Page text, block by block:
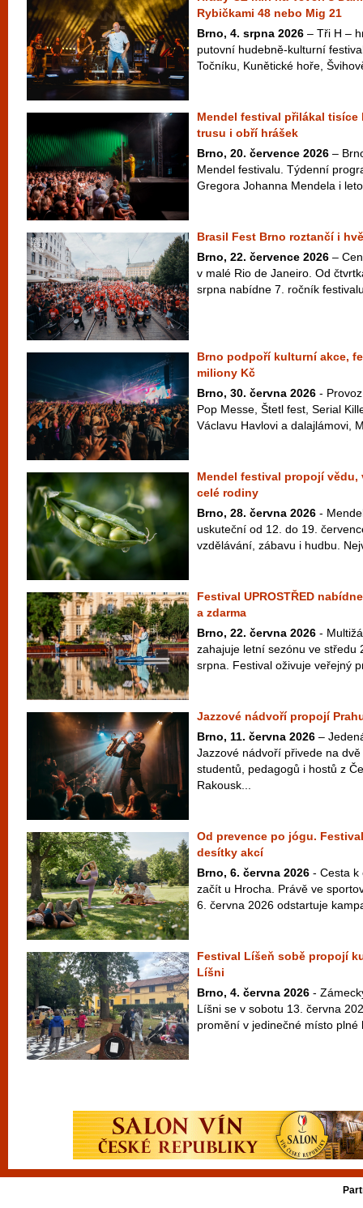
Rybičkami 48 nebo Mig 21
Brno, 4. srpna 2026 – Tři H –
putovní hudebně-kulturní
Točníku, Kunětické hoře,
Mendel festival přilákal tisíce
trusu i obří hrášek
Brno, 20. července 2026 –
Mendel festivalu. Týdenní
Gregora Johanna Mendela i
Brasil Fest Brno roztančí i
Brno, 22. července 2026 –
v malé Rio de Janeiro. Od
srpna nabídne 7. ročník
Brno podpoří kulturní akce,
miliony Kč
Brno, 30. června 2026 -
Pop Messe, Štetl fest, Serial
Václavu Havlovi a dalajlámovi,
Mendel festival propojí vědu,
celé rodiny
Brno, 28. června 2026 -
uskuteční od 12. do 19.
vzdělávání, zábavu i hudbu.
Festival UPROSTŘED
a zdarma
Brno, 22. června 2026 -
zahajuje letní sezónu ve středu
srpna. Festival oživuje veřejný
Jazzové nádvoří propojí
Brno, 11. června 2026 –
Jazzové nádvoří přivede na
studentů, pedagogů i hostů z
Rakousk...
Od prevence po jógu.
desítky akcí
Brno, 6. června 2026 - Cesta k
začít u Hrocha. Právě ve
6. června 2026 odstartuje
Festival Líšeň sobě propojí
Líšni
Brno, 4. června 2026 -
Líšni se v sobotu 13. června
promění v jedinečné místo plné